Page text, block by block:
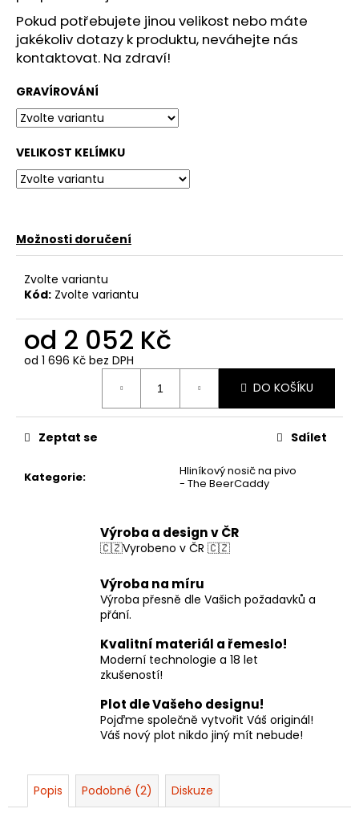
Pokud potřebujete jinou velikost nebo máte
jakékoliv dotazy k produktu, neváhejte nás
kontaktovat. Na zdraví!
GRAVÍROVÁNÍ
VELIKOST KELÍMKU
Možnosti doručení
Zvolte variantu
Kód: Zvolte variantu
od 2 052 Kč
od 1 696 Kč bez DPH
DO KOŠÍKU
Kategorie:
Hliníkový nosič na pivo
- The BeerCaddy
Zeptat se Sdílet
Výroba a design v ČR
🇨🇿Vyrobeno v ČR 🇨🇿
Výroba na míru
Výroba přesně dle Vašich požadavků a
přání.
Kvalitní materiál a řemeslo!
Moderní technologie a 18 let
zkušeností!
Plot dle Vašeho designu!
Pojďme společně vytvořit Váš originál!
Váš nový plot nikdo jiný mít nebude!
Popis Podobné (2) Diskuze
u
j
e
e